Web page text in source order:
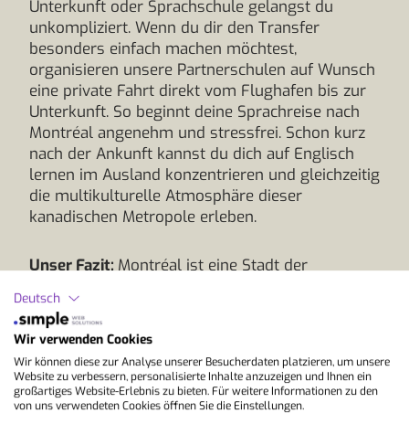
Unterkunft oder Sprachschule gelangst du
unkompliziert. Wenn du dir den Transfer
besonders einfach machen möchtest,
organisieren unsere Partnerschulen auf Wunsch
eine private Fahrt direkt vom Flughafen bis zur
Unterkunft. So beginnt deine Sprachreise nach
Montréal angenehm und stressfrei. Schon kurz
nach der Ankunft kannst du dich auf Englisch
lernen im Ausland konzentrieren und gleichzeitig
die multikulturelle Atmosphäre dieser
kanadischen Metropole erleben.
Unser Fazit:Montréal ist eine Stadt der
kanadische Moderne, Strassencafés auf
glitzernde Hochhäuser. Diese Mischung macht
die Metropole zu einem inspirierenden Ort, um
Englisch in authentischen Alltagssituationen zu
üben. Unsere Sprachschule bietet dir ein
internationales Umfeld, in dem Lernen und
Deutsch
Wir verwenden Cookies
Wir können diese zur Analyse unserer Besucherdaten platzieren, um unsere
Website zu verbessern, personalisierte Inhalte anzuzeigen und Ihnen ein
großartiges Website-Erlebnis zu bieten. Für weitere Informationen zu den
von uns verwendeten Cookies öffnen Sie die Einstellungen.